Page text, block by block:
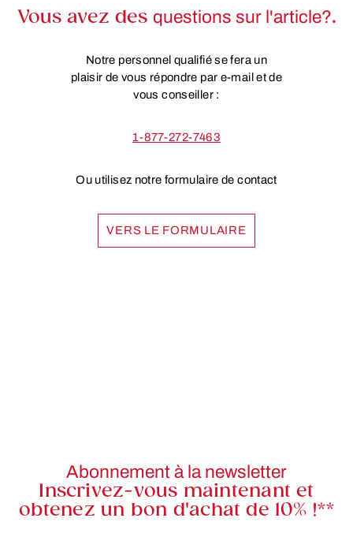
Vous avez des questions sur l'article?.
Notre personnel qualifié se fera un
plaisir de vous répondre par e-mail et de
vous conseiller :
1-877-272-7463
Ou utilisez notre formulaire de contact
VERS LE FORMULAIRE
Abonnement à la newsletter
Inscrivez-vous maintenant et
obtenez un bon d'achat de 10% !**